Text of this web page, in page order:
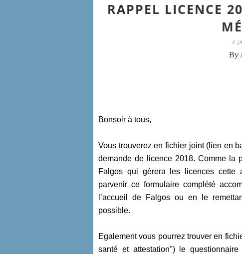
RAPPEL LICENCE
4
By
Bonsoir à tous,
Vous trouverez en fichier joint (lien en
demande de licence 2018. Comme la
Falgos qui gèrera les licences cette
parvenir ce formulaire complété
l’accueil de Falgos ou en le
possible.
Egalement vous pourrez trouver en
santé et attestation") le